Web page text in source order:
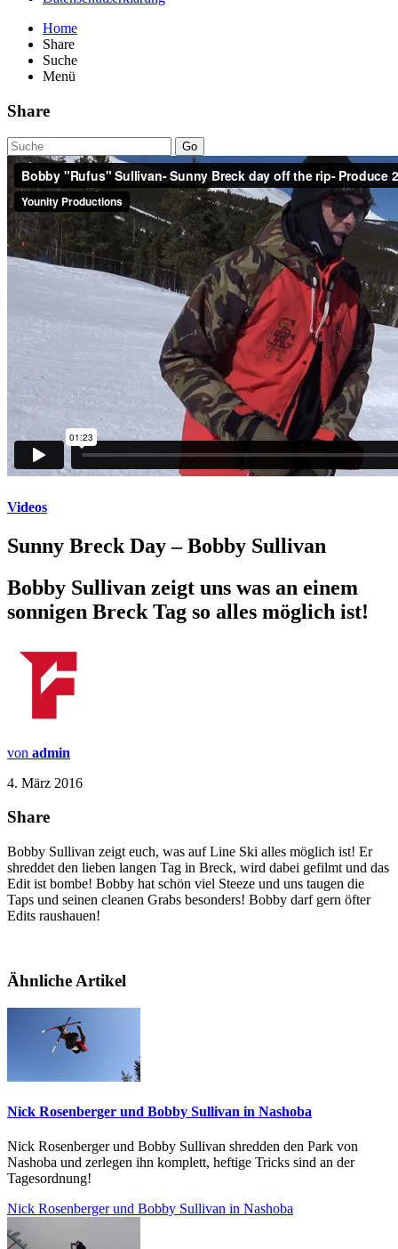
Home
Share
Suche
Menü
Share
Go
Videos
Sunny Breck Day – Bobby Sullivan
Bobby Sullivan zeigt uns was an einem
sonnigen Breck Tag so alles möglich ist!
von admin
4. März 2016
Share
Bobby Sullivan zeigt euch, was auf Line Ski alles möglich ist! Er
shreddet den lieben langen Tag in Breck, wird dabei gefilmt und das
Edit ist bombe! Bobby hat schön viel Steeze und uns taugen die
Taps und seinen cleanen Grabs besonders! Bobby darf gern öfter
Edits raushauen!
Ähnliche Artikel
Nick Rosenberger und Bobby Sullivan in Nashoba
Nick Rosenberger und Bobby Sullivan shredden den Park von
Nashoba und zerlegen ihn komplett, heftige Tricks sind an der
Tagesordnung!
Nick Rosenberger und Bobby Sullivan in Nashoba